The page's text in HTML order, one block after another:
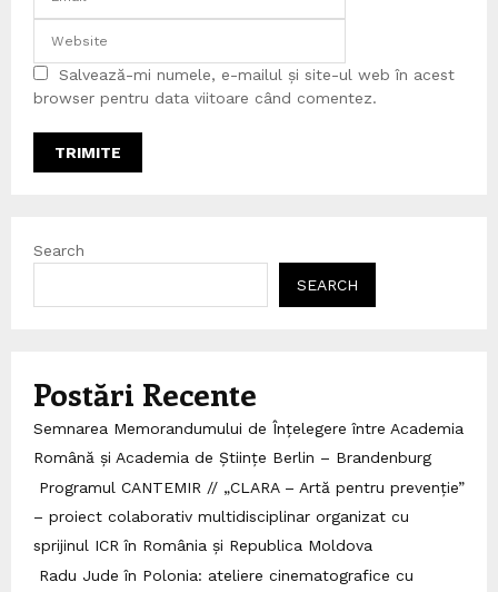
Salvează-mi numele, e-mailul și site-ul web în acest
browser pentru data viitoare când comentez.
Search
SEARCH
Postări Recente
Semnarea Memorandumului de Înțelegere între Academia
Română și Academia de Științe Berlin – Brandenburg
Programul CANTEMIR // „CLARA – Artă pentru prevenție”
– proiect colaborativ multidisciplinar organizat cu
sprijinul ICR în România și Republica Moldova
Radu Jude în Polonia: ateliere cinematografice cu